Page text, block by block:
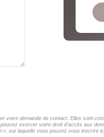
demande de contact. Elles sont
exercer votre droit d'accès aux
», sur laquelle vous pouvez vous inscrire